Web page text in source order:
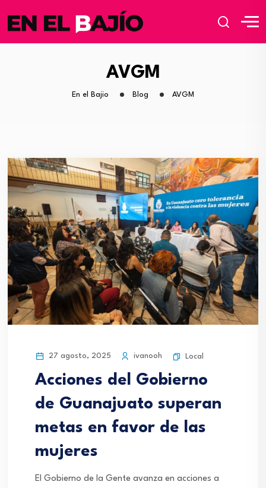
AVGM
En el Bajio Blog AVGM
27 agosto, 2025 ivanooh Local
Acciones del Gobierno
de Guanajuato superan
metas en favor de las
mujeres
El Gobierno de la Gente avanza en acciones a